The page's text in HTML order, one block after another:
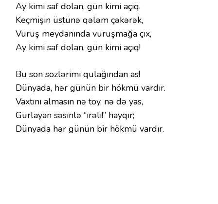
Ay kimi saf dolan, gün kimi açıq.
Keçmişin üstünə qələm çəkərək,
Vuruş meydanında vuruşmağa çıx,
Ay kimi saf dolan, gün kimi açıq!
Bu son sozlərimi qulağından as!
Dünyada, hər günün bir hökmü vardır.
Vaxtını almasın nə toy, nə də yas,
Gurlayan səsinlə “irəli!” hayqır;
Dünyada hər günün bir hökmü vardır.